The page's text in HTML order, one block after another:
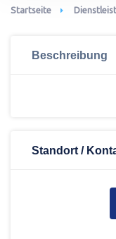
Startseite
Beschreibung
Standort /